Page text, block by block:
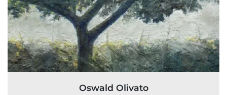
Oswald Olivato